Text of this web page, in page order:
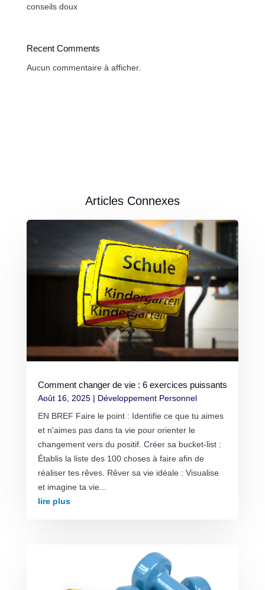
conseils doux
Recent Comments
Aucun commentaire à afficher.
Articles Connexes
Comment changer de vie : 6 exercices puissants
Août 16, 2025| Développement Personnel
EN BREF Faire le point : Identifie ce que tu aimes
et n'aimes pas dans ta vie pour orienter le
changement vers du positif. Créer sa bucket-list :
Établis la liste des 100 choses à faire afin de
réaliser tes rêves. Rêver sa vie idéale : Visualise
et imagine ta vie...
lire plus